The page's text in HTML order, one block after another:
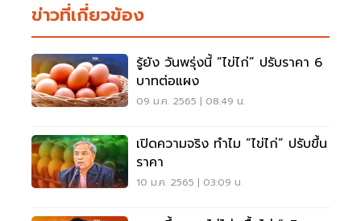
ข่าวที่เกี่ยวข้อง
รู้ยัง วันพรุ่งนี้ “ไข่ไก่” ปรับราคา 6
บาทต่อแผง
09 ม.ค. 2565 | 08:49 น.
เปิดความจริง ทำไม “ไข่ไก่” ปรับขึ้น
ราคา
10 ม.ค. 2565 | 03:09 น.